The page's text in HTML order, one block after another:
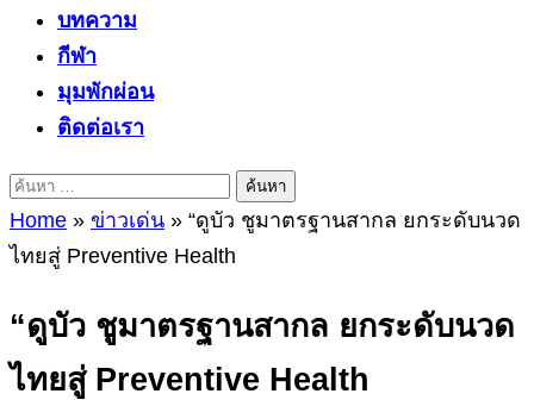
บทความ
กีฬา
มุมพักผ่อน
ติดต่อเรา
ค้นหา
สำหรับ:
Home » ข่าวเด่น » “ดูบัว ชูมาตรฐานสากล ยกระดับนวด
ไทยสู่ Preventive Health
“ดูบัว ชูมาตรฐานสากล ยกระดับนวด
ไทยสู่ Preventive Health